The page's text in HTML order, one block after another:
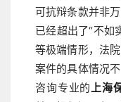
可抗辩条款并非
已经超出了“不如
等极端情形，法
案件的具体情况
咨询专业的上海